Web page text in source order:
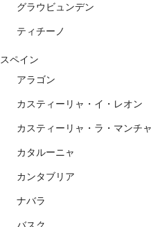
グラウビュンデン
ティチーノ
スペイン
アラゴン
カスティーリャ・イ・レオン
カスティーリャ・ラ・マンチャ
カタルーニャ
カンタブリア
ナバラ